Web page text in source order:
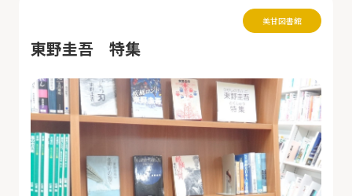
東野圭吾 特集
美甘図書館